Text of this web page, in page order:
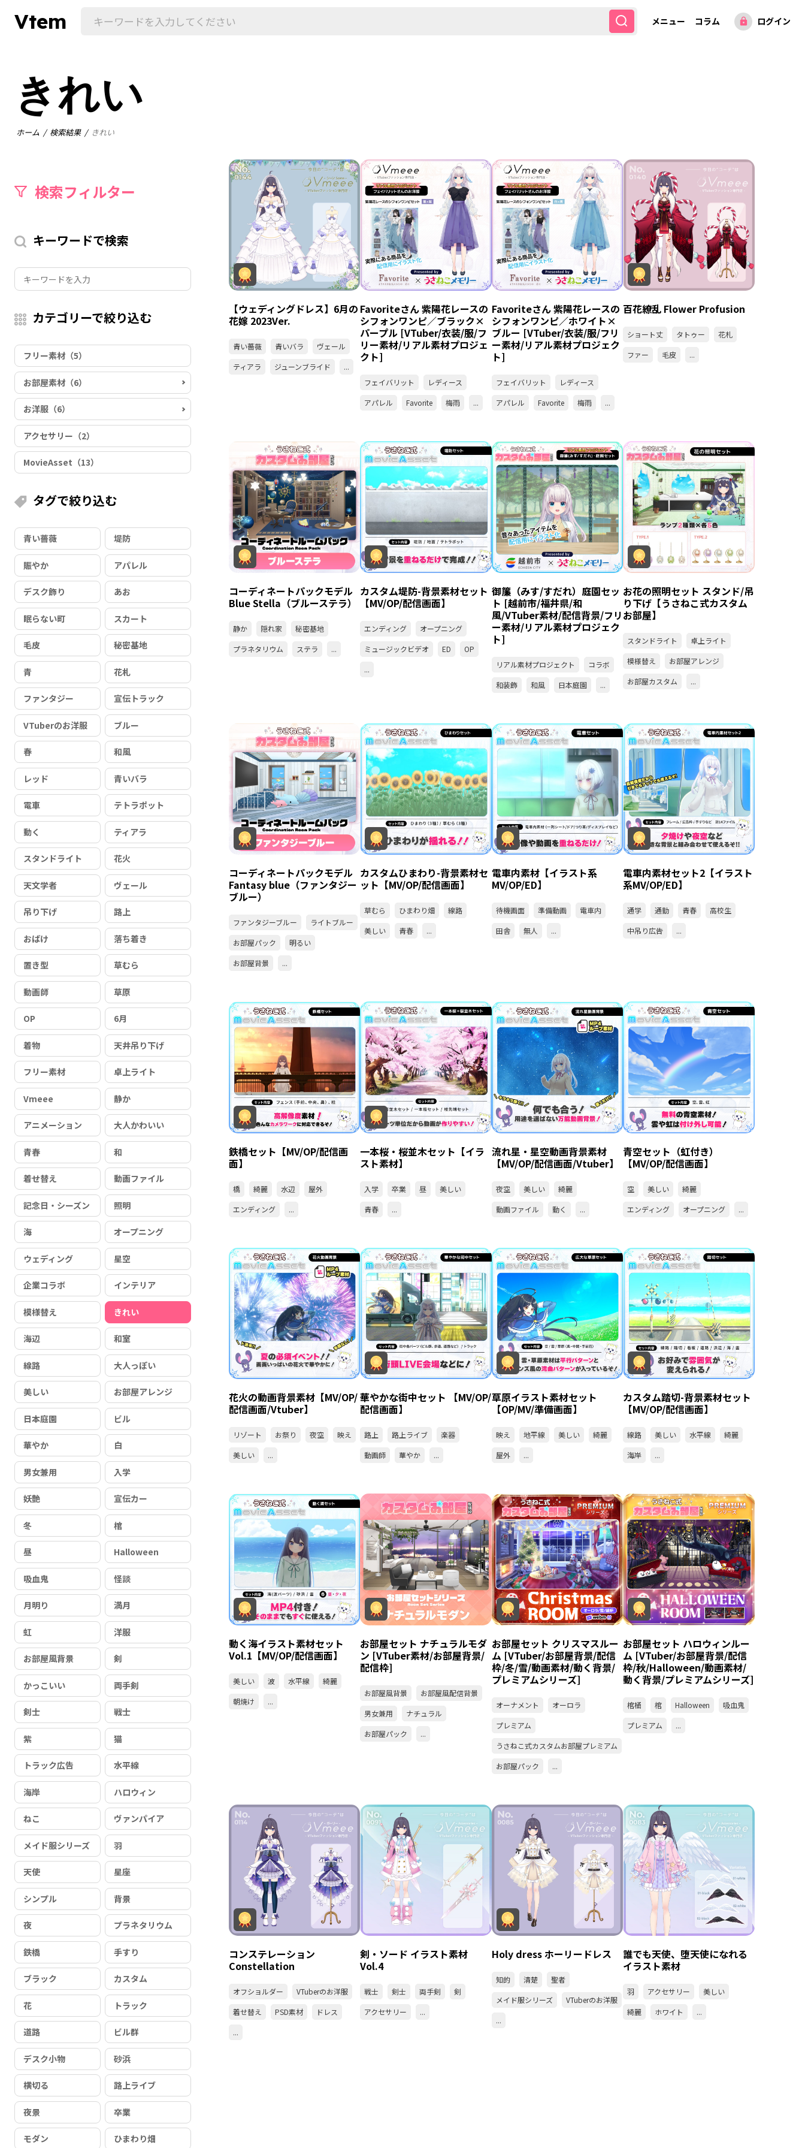
Vtem メニュー コラム lock ログイン
きれい
ホーム 検索結果 きれい
検索フィルター
キーワードで検索
カテゴリーで絞り込む
フリー素材（5）
お部屋素材（6）
お洋服（6）
アクセサリー（2）
MovieAsset（13）
タグで絞り込む
青い薔薇 堤防
賑やか アパレル
デスク飾り あお
眠らない町 スカート
毛皮 秘密基地
青 花札
ファンタジー 宣伝トラック
VTuberのお洋服 ブルー
春 和風
レッド 青いバラ
電車 テトラポット
動く ティアラ
スタンドライト 花火
天文学者 ヴェール
吊り下げ 路上
おばけ 落ち着き
置き型 草むら
動画師 草原
OP 6月
着物 天井吊り下げ
フリー素材 卓上ライト
Vmeee 静か
アニメーション 大人かわいい
青春 和
着せ替え 動画ファイル
記念日・シーズン 照明
海 オープニング
ウェディング 星空
企業コラボ インテリア
模様替え きれい
海辺 和室
線路 大人っぽい
美しい お部屋アレンジ
日本庭園 ビル
華やか 白
男女兼用 入学
妖艶 宣伝カー
冬 棺
昼 Halloween
吸血鬼 怪談
月明り 満月
虹 洋服
お部屋風背景 剣
かっこいい 両手剣
剣士 戦士
紫 猫
トラック広告 水平線
海岸 ハロウィン
ねこ ヴァンパイア
メイド服シリーズ 羽
天使 星座
シンプル 背景
夜 プラネタリウム
鉄橋 手すり
ブラック カスタム
花 トラック
道路 ビル群
デスク小物 砂浜
横切る 路上ライブ
夜景 卒業
モダン ひまわり畑
【ウェディングドレス】6月の
花嫁 2023Ver.
青い薔薇 青いバラ
ヴェール
ティアラ
ジューンブライド ...
Favoriteさん 紫陽花レースの
シフォンワンピ／ブラック×
パープル [VTuber/衣装/服/フ
リー素材/リアル素材プロジェ
クト]
フェイバリット
レディース
アパレル
Favorite 梅雨 ...
Favoriteさん 紫陽花レースの
シフォンワンピ／ホワイト×
ブルー [VTuber/衣装/服/フリ
ー素材/リアル素材プロジェク
ト]
フェイバリット
レディース
アパレル
Favorite 梅雨 ...
百花繚乱 Flower Profusion
ショート丈 タトゥー
花札
ファー
毛皮 ...
コーディネートパックモデル
Blue Stella（ブルーステラ）
静か 隠れ家
秘密基地
プラネタリウム
ステラ ...
カスタム堤防-背景素材セット
【MV/OP/配信画面】
エンディング
オープニング
ミュージックビデオ
ED
OP
...
御簾（みす/すだれ）庭園セッ
ト [越前市/福井県/和
風/VTuber素材/配信背景/フリ
ー素材/リアル素材プロジェク
ト]
リアル素材プロジェクト
コラボ
和装飾
和風 日本庭園 ...
お花の照明セット スタンド/吊
り下げ【うさねこ式カスタム
お部屋】
スタンドライト
卓上ライト
模様替え
お部屋アレンジ
お部屋カスタム
...
コーディネートパックモデル
Fantasy blue（ファンタジー
ブルー）
ファンタジーブルー
ライトブルー
お部屋パック
明るい
お部屋背景
...
カスタムひまわり-背景素材セ
ット【MV/OP/配信画面】
草むら ひまわり畑
線路
美しい
青春 ...
電車内素材【イラスト系
MV/OP/ED】
待機画面 準備動画
電車内
田舎
無人 ...
電車内素材セット2【イラスト
系MV/OP/ED】
通学 通勤 青春
高校生
中吊り広告
...
鉄橋セット【MV/OP/配信画
面】
橋 綺麗 水辺
屋外
エンディング
...
一本桜・桜並木セット【イラ
スト素材】
入学 卒業 昼
美しい
青春
...
流れ星・星空動画背景素材
【MV/OP/配信画面/Vtuber】
夜空 美しい
綺麗
動画ファイル
動く ...
青空セット（虹付き）
【MV/OP/配信画面】
空 美しい
綺麗
エンディング
オープニング ...
花火の動画背景素材【MV/OP/
配信画面/Vtuber】
リゾート お祭り 夜空
映え
美しい
...
華やかな街中セット 【MV/OP/
配信画面】
路上 路上ライブ
楽器
動画師
華やか ...
草原イラスト素材セット
【OP/MV/準備画面】
映え 地平線 美しい
綺麗
屋外
...
カスタム踏切-背景素材セット
【MV/OP/配信画面】
線路 美しい 水平線
綺麗
海岸
...
動く海イラスト素材セット
Vol.1【MV/OP/配信画面】
美しい 波 水平線
綺麗
朝焼け
...
お部屋セット ナチュラルモダ
ン [VTuber素材/お部屋背景/
配信枠]
お部屋風背景
お部屋風配信背景
男女兼用
ナチュラル
お部屋パック
...
お部屋セット クリスマスルー
ム [VTuber/お部屋背景/配信
枠/冬/雪/動画素材/動く背景/
プレミアムシリーズ]
オーナメント
オーロラ
プレミアム
うさねこ式カスタムお部屋プレミアム
お部屋パック
...
お部屋セット ハロウィンルー
ム [VTuber/お部屋背景/配信
枠/秋/Halloween/動画素材/
動く背景/プレミアムシリーズ]
棺桶 棺 Halloween
吸血鬼
プレミアム
...
コンステレーション
Constellation
オフショルダー
VTuberのお洋服
着せ替え
PSD素材
ドレス
...
剣・ソード イラスト素材
Vol.4
戦士 剣士 両手剣
剣
アクセサリー
...
Holy dress ホーリードレス
知的 清楚
聖者
メイド服シリーズ
VTuberのお洋服
...
誰でも天使、堕天使になれる
イラスト素材
羽 アクセサリー
美しい
綺麗
ホワイト ...